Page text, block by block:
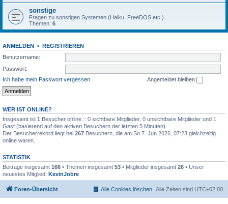
sonstige
Fragen zu sonstigen Systemen (Haiku, FreeDOS etc.)
Themen: 6
ANMELDEN • REGISTRIEREN
Benutzername:
Passwort:
Ich habe mein Passwort vergessen
Angemeldet bleiben
WER IST ONLINE?
Insgesamt ist 1 Besucher online :: 0 sichtbare Mitglieder, 0 unsichtbare Mitglieder und 1
Gast (basierend auf den aktiven Besuchern der letzten 5 Minuten)
Der Besucherrekord liegt bei 267 Besuchern, die am So 7. Jun 2026, 07:23 gleichzeitig
online waren.
STATISTIK
Beiträge insgesamt 168 • Themen insgesamt 53 • Mitglieder insgesamt 26 • Unser
neuestes Mitglied: KevinJobre
Foren-Übersicht Alle Zeiten sind UTC+02:00
Alle Cookies löschen